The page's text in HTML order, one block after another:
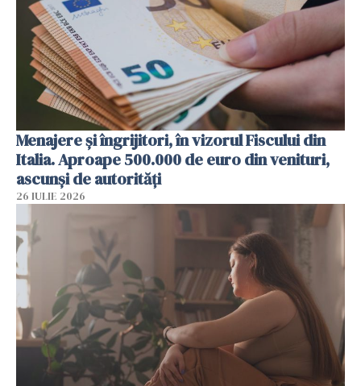
Menajere și îngrijitori, în vizorul Fiscului din
Italia. Aproape 500.000 de euro din venituri,
ascunși de autorități
26 IULIE 2026